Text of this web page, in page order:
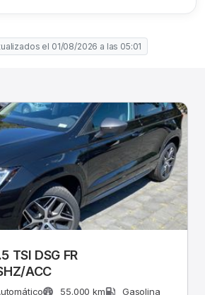
el 01/08/2026 a las 05:01
TSI DSG FR
ACC
55.000 km
Gasolina